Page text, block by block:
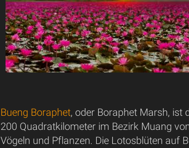
Bueng Boraphet, oder Boraphet Marsh, ist
200 Quadratkilometer im Bezirk Muang
Vögeln und Pflanzen. Die Lotosblüten auf